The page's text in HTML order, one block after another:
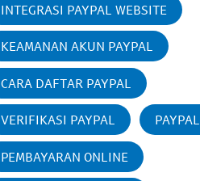
INTEGRASI PAYPAL WEBSITE
KEAMANAN AKUN PAYPAL
CARA DAFTAR PAYPAL
VERIFIKASI PAYPAL PAYPAL
PEMBAYARAN ONLINE